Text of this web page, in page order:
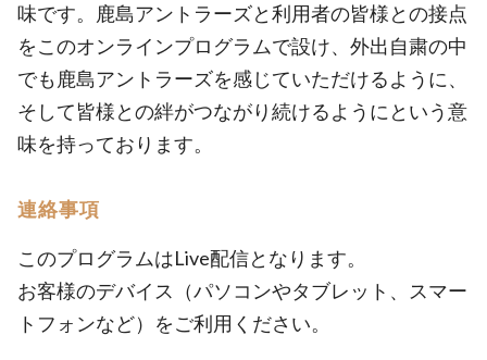
味です。鹿島アントラーズと利用者の皆様との接点
をこのオンラインプログラムで設け、外出自粛の中
でも鹿島アントラーズを感じていただけるように、
そして皆様との絆がつながり続けるようにという意
味を持っております。
連絡事項
このプログラムはLive配信となります。
お客様のデバイス（パソコンやタブレット、スマー
トフォンなど）をご利用ください。